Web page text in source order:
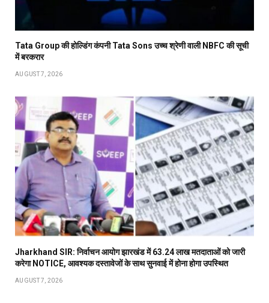
Tata Group की होल्डिंग कंपनी Tata Sons उच्च श्रेणी वाली NBFC की सूची
में बरकरार
AUGUST 7, 2026
Jharkhand SIR: निर्वाचन आयोग झारखंड में 63.24 लाख मतदाताओं को जारी
करेगा NOTICE, आवश्यक दस्तावेजों के साथ सुनवाई में होना होगा उपस्थित
AUGUST 7, 2026